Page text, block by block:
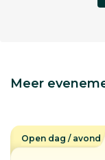
Meer
Open dag / avond